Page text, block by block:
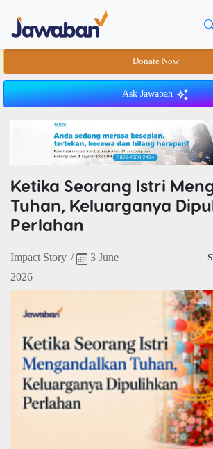
Donate Now
Ask Jawaban
Ketika Seorang Istri
Tuhan, Keluarganya
Perlahan
Impact Story /
3 June
2026